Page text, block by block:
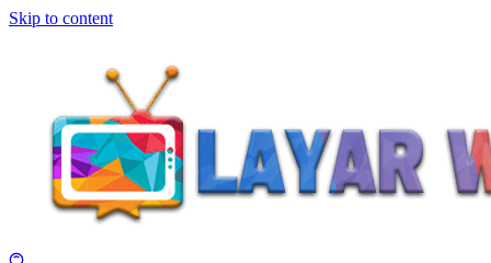
Skip to content